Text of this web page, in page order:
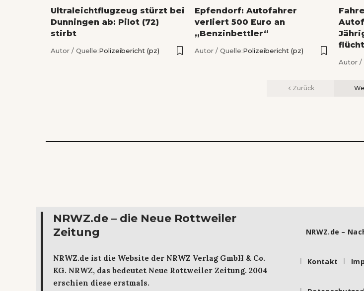
Ultraleichtflugzeug stürzt bei
Dunningen ab: Pilot (72)
stirbt
Autor / Quelle:Polizeibericht (pz)
Epfendorf: Autofahrer
verliert 500 Euro an
„Benzinbettler“
Autor / Quelle:Polizeibericht (pz)
Autor /
Zurück
NRWZ.de – die Neue Rottweiler
Zeitung
NRWZ.de ist die Website der NRWZ Verlag GmbH & Co.
KG. NRWZ, das bedeutet Neue Rottweiler Zeitung. 2004
erschien diese erstmals.
NRWZ.de –
Kontakt